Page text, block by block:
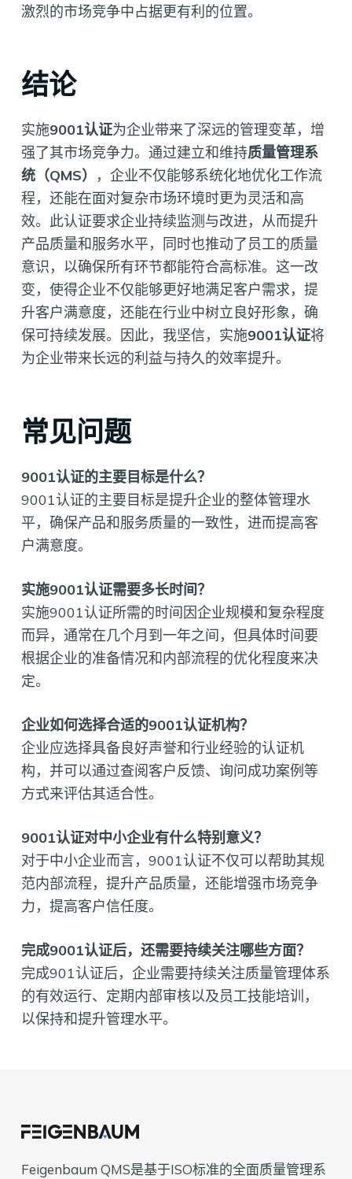
激烈的市场竞争中占据更有利的位置。
结论
实施9001认证为企业带来了深远的管理变革，增
强了其市场竞争力。通过建立和维持质量管理系
统（QMS）
，企业不仅能够系统化地优化工作流
程，还能在面对复杂市场环境时更为灵活和高
效。此认证要求企业持续监测与改进，从而提升
产品质量和服务水平，同时也推动了员工的质量
意识，以确保所有环节都能符合高标准。这一改
变，使得企业不仅能够更好地满足客户需求，提
升客户满意度，还能在行业中树立良好形象，确
保可持续发展。因此，我坚信，实施9001认证将
为企业带来长远的利益与持久的效率提升。
常见问题
9001认证的主要目标是什么？
9001认证的主要目标是提升企业的整体管理水
平，确保产品和服务质量的一致性，进而提高客
户满意度。
实施9001认证需要多长时间？
实施9001认证所需的时间因企业规模和复杂程度
而异，通常在几个月到一年之间，但具体时间要
根据企业的准备情况和内部流程的优化程度来决
定。
企业如何选择合适的9001认证机构？
企业应选择具备良好声誉和行业经验的认证机
构，并可以通过查阅客户反馈、询问成功案例等
方式来评估其适合性。
9001认证对中小企业有什么特别意义？
对于中小企业而言，9001认证不仅可以帮助其规
范内部流程，提升产品质量，还能增强市场竞争
力，提高客户信任度。
完成9001认证后，还需要持续关注哪些方面？
完成901认证后，企业需要持续关注质量管理体系
的有效运行、定期内部审核以及员工技能培训，
以保持和提升管理水平。
Feigenbaum QMS是基于ISO标准的全面质量管理系